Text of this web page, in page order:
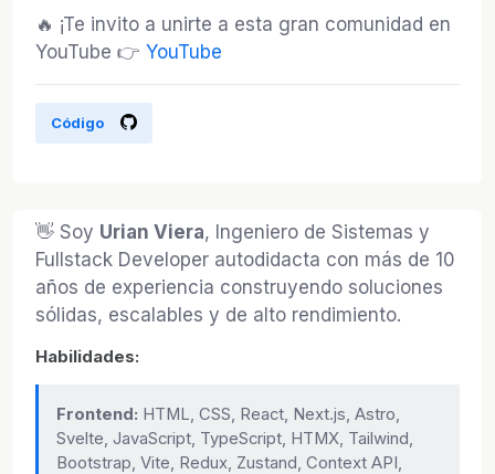
🔥 ¡Te invito a unirte a esta gran comunidad en
YouTube 👉 YouTube
Código
👋 Soy Urian Viera, Ingeniero de Sistemas y
Fullstack Developer autodidacta con más de 10
años de experiencia construyendo soluciones
sólidas, escalables y de alto rendimiento.
Habilidades:
Frontend: HTML, CSS, React, Next.js, Astro,
Svelte, JavaScript, TypeScript, HTMX, Tailwind,
Bootstrap, Vite, Redux, Zustand, Context API,